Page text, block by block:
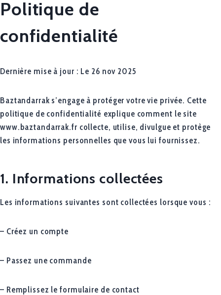
Politique de
confidentialité
Dernière mise à jour : Le 26 nov 2025
Baztandarrak s’engage à protéger votre vie privée. Cette
politique de confidentialité explique comment le site
www.baztandarrak.fr collecte, utilise, divulgue et protège
les informations personnelles que vous lui fournissez.
1. Informations collectées
Les informations suivantes sont collectées lorsque vous :
– Créez un compte
– Passez une commande
– Remplissez le formulaire de contact